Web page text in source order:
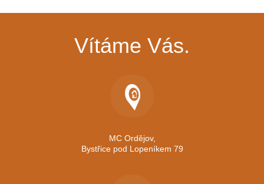
Vítáme Vás.
MC Ordějov,
Bystřice pod Lopeníkem 79